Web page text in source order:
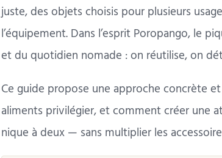
juste, des objets choisis pour plusieurs
l’équipement. Dans l’esprit Poropango, le
et du quotidien nomade : on réutilise, on
Ce guide propose une approche concrète
aliments privilégier, et comment créer une
nique à deux — sans multiplier les